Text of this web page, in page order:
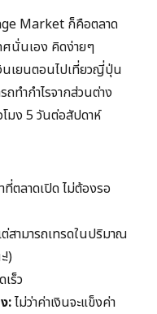
Market ก็คือตลาด
ศนั่นเอง คิดง่ายๆ
นเยนตอนไปเที่ยวญี่ปุ่น
ทำกำไรจากส่วนต่าง
มง 5 วันต่อสัปดาห์
ที่ตลาดเปิด ไม่ต้องรอ
สามารถเทรดในปริมาณ
!)
ร็ว
:ไม่ว่าค่าเงินจะแข็งค่า